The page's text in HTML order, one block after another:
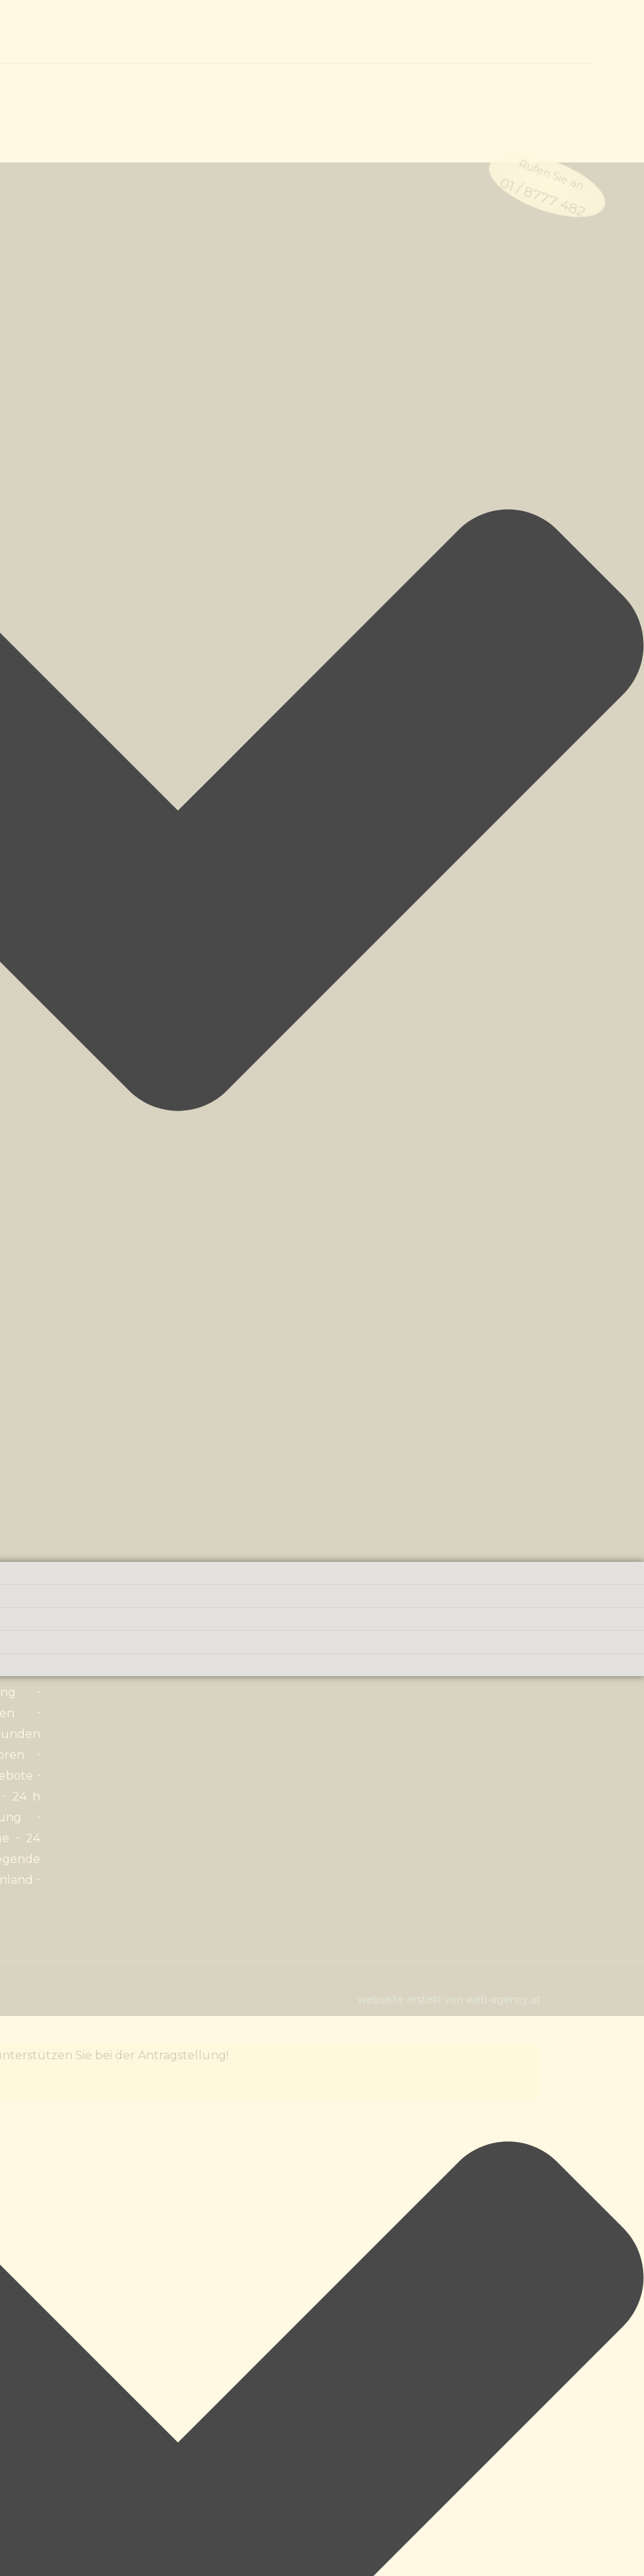
Rufen Sie an
01 / 8777 482
⋅
⋅
⋅
⋅
⋅ 24 h
⋅
⋅ 24
⋅
webseite erstellt von web-agency.at
Sie bei der Antragstellung!